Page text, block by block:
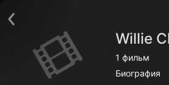
Willie
1 фильм
Биография
Пользовательское
Политика конфиденциальности
Открыть приложение